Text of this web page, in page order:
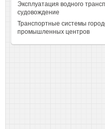
Эксплуатация водного
судовождение
Транспортные системы
промышленных центров